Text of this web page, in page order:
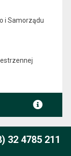
i Samorządu
32 4785 211